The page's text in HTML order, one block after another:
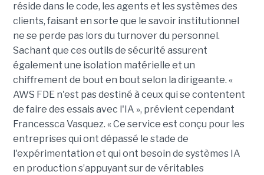
réside dans le code, les agents et les systèmes des
clients, faisant en sorte que le savoir institutionnel
ne se perde pas lors du turnover du personnel.
Sachant que ces outils de sécurité assurent
également une isolation matérielle et un
chiffrement de bout en bout selon la dirigeante. «
AWS FDE n'est pas destiné à ceux qui se contentent
de faire des essais avec l'IA », prévient cependant
Francessca Vasquez. « Ce service est conçu pour les
entreprises qui ont dépassé le stade de
l'expérimentation et qui ont besoin de systèmes IA
en production s’appuyant sur de véritables